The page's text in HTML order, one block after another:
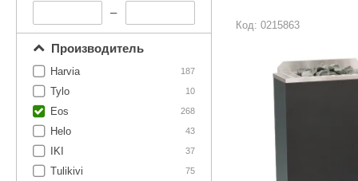
Камни для печей
Двери для сауны
Аксессуары
Ароматерапия
Steam and Water
SPA-Технология Lacoform
Иди в Баню
Spitzner
Mondex
Black Banya
–
Производитель
187
Harvia
10
Tylo
268
Eos
43
Helo
37
IKI
75
Tulikivi
Код: 0215863